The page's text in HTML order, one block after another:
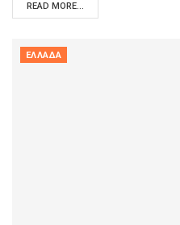
READ MORE...
ΕΛΛΆΔΑ